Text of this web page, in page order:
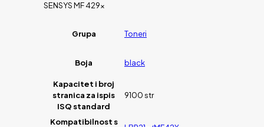
SENSYS MF 429x
Grupa Toneri
Boja black
Kapacitet i broj
stranica za ispis
ISQ standard
9100 str
Kompatibilnost s